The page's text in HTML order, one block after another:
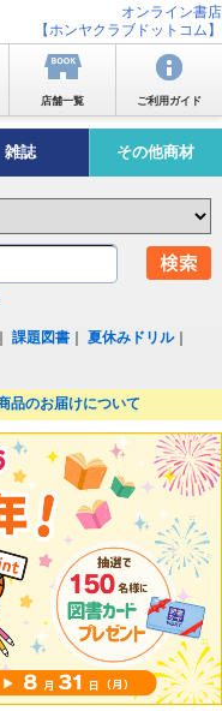
オンライン書店
【ホンヤクラブドットコム】
店舗一覧 ご利用ガイド
雑誌 その他商材
｜課題図書 ｜夏休みドリル｜
品のお届けについて